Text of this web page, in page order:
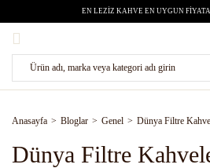
EN LEZİZ KAHVE EN UYGUN
Anasayfa Bloglar Genel Dünya Filtre
Dünya Filtre